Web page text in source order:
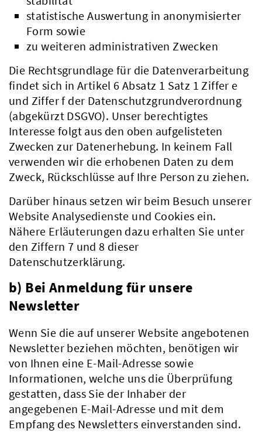
statistische Auswertung in anonymisierter
Form sowie
zu weiteren administrativen Zwecken
Die Rechtsgrundlage für die Datenverarbeitung
findet sich in Artikel 6 Absatz 1 Satz 1 Ziffer e
und Ziffer f der Datenschutzgrundverordnung
(abgekürzt DSGVO). Unser berechtigtes
Interesse folgt aus den oben aufgelisteten
Zwecken zur Datenerhebung. In keinem Fall
verwenden wir die erhobenen Daten zu dem
Zweck, Rückschlüsse auf Ihre Person zu ziehen.
Darüber hinaus setzen wir beim Besuch unserer
Website Analysedienste und Cookies ein.
Nähere Erläuterungen dazu erhalten Sie unter
den Ziffern 7 und 8 dieser
Datenschutzerklärung.
b) Bei Anmeldung für unsere
Newsletter
Wenn Sie die auf unserer Website angebotenen
Newsletter beziehen möchten, benötigen wir
von Ihnen eine E-Mail-Adresse sowie
Informationen, welche uns die Überprüfung
gestatten, dass Sie der Inhaber der
angegebenen E-Mail-Adresse und mit dem
Empfang des Newsletters einverstanden sind.